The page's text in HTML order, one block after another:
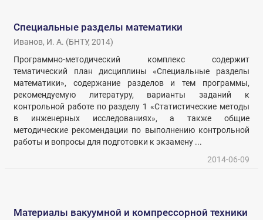
Специальные разделы математики
Иванов, И. А. (БНТУ,2014)
Программно-методический комплекс содержит
тематический план дисциплины «Специальные разделы
математики», содержание разделов и тем программы,
рекомендуемую литературу, варианты заданий к
контрольной работе по разделу 1 «Статистические методы
в инженерных исследованиях», а также общие
методические рекомендации по выполнению контрольной
работы и вопросы для подготовки к экзамену ...
2014-06-09
Материалы вакуумной и компрессорной техники